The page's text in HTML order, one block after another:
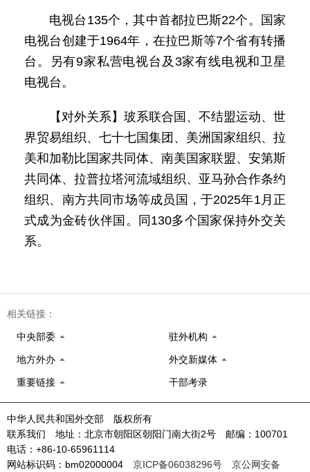
电视台135个，其中首都拉巴斯22个。国家
电视台创建于1964年，在拉巴斯等7个省有转播
台。另有9家私营电视台及3家有线电视和卫星
电视台。
【对外关系】玻系联合国、不结盟运动、世
界贸易组织、七十七国集团、美洲国家组织、拉
美和加勒比国家共同体、南美国家联盟、安第斯
共同体、拉普拉塔河流域组织、亚马孙合作条约
组织、南方共同市场等成员国，于2025年1月正
式成为金砖伙伴国。同130多个国家保持外交关
系。
相关链接：
中央部委 驻外机构
地方外办 外交新媒体
重要链接 干部考录
中华人民共和国外交部 版权所有
联系我们 地址：北京市朝阳区朝阳门南大街2号 邮编：100701
电话：+86-10-65961114
网站标识码：bm02000004 京ICP备06038296号 京公网安备